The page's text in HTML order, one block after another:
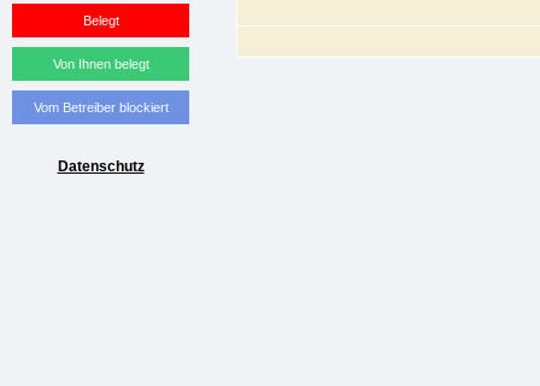
Belegt
Von Ihnen belegt
Vom Betreiber blockiert
Datenschutz